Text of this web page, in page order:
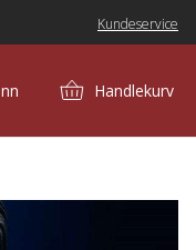
Kundeservice
Handlekurv